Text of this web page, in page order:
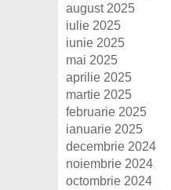
august 2025
iulie 2025
iunie 2025
mai 2025
aprilie 2025
martie 2025
februarie 2025
ianuarie 2025
decembrie 2024
noiembrie 2024
octombrie 2024